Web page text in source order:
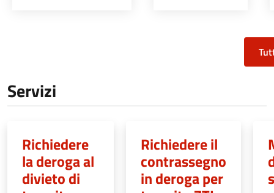
Servizi
Richiedere
la deroga al
divieto di
Richiedere il
contrassegno
in deroga per